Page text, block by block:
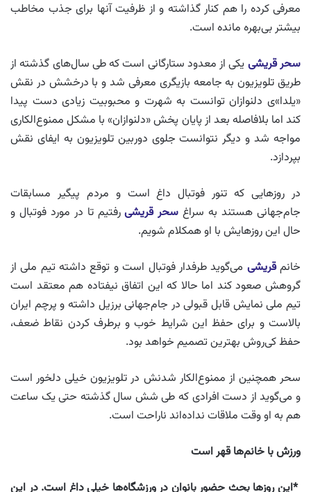
معرفی کرده را هم کنار گذاشته و از ظرفیت آنها برای جذب مخاطب
بیشتر بی‌بهره مانده است.
سحر قریشی یکی از معدود ستارگانی است که طی سال‌های گذشته از
طریق تلویزیون به جامعه بازیگری معرفی شد و با درخشش در نقش
«یلدا»ی دلنوازان توانست به شهرت و محبوبیت زیادی دست پیدا
کند اما بلافاصله بعد از پایان پخش «دلنوازان» با مشکل ممنوع‌الکاری
مواجه شد و دیگر نتوانست جلوی دوربین تلویزیون به ایفای نقش
بپردازد.
در روزهایی که تنور فوتبال داغ است و مردم پیگیر مسابقات
جام‌جهانی هستند به سراغ سحر قریشیرفتیم تا در مورد فوتبال و
حال این روزهایش با او همکلام شویم.
خانمقریشی می‌گوید طرفدار فوتبال است و توقع داشته تیم‌ ملی از
گروهش صعود کند اما حالا که این اتفاق نیفتاده هم معتقد است
تیم ملی نمایش قابل‌ قبولی در جام‌جهانی برزیل داشته و پرچم ایران
بالاست و برای حفظ این شرایط خوب و برطرف کردن نقاط ضعف،
حفظ کی‌روش بهترین تصمیم خواهد بود.
سحر همچنین از ممنوع‌الکار شدنش در تلویزیون خیلی دلخور است
و می‌گوید از دست افرادی که طی شش سال گذشته حتی یک ساعت
هم به او وقت ملاقات نداده‌اند ناراحت است.
ورزش با خانم‌ها قهر است
*این روزها بحث حضور بانوان در ورزشگاه‌ها خیلی داغ است. در این